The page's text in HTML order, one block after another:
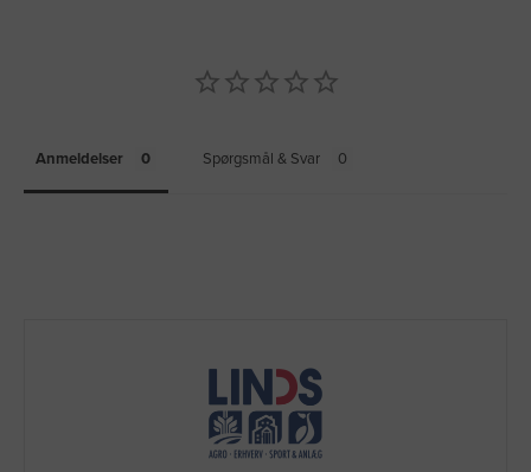
Anmeldelser Spørgsmål & Svar